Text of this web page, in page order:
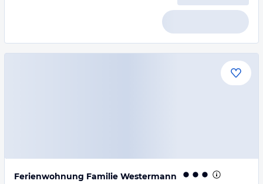
Ferienwohnung Familie Westermann